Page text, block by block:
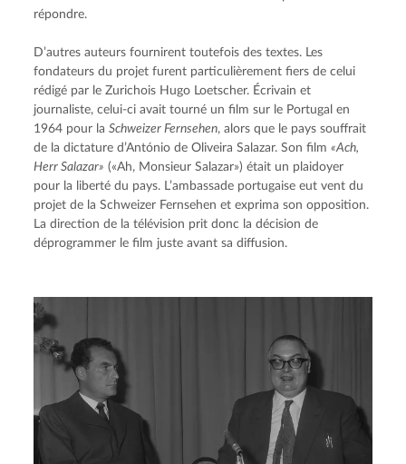
répondre.
D’autres auteurs fournirent toutefois des textes. Les
fondateurs du projet furent particulièrement fiers de celui
rédigé par le Zurichois Hugo Loetscher. Écrivain et
journaliste, celui-ci avait tourné un film sur le Portugal en
1964 pour la Schweizer Fernsehen, alors que le pays souffrait
de la dictature d’António de Oliveira Salazar. Son film «Ach,
Herr Salazar» («Ah, Monsieur Salazar») était un plaidoyer
pour la liberté du pays. L’ambassade portugaise eut vent du
projet de la Schweizer Fernsehen et exprima son opposition.
La direction de la télévision prit donc la décision de
déprogrammer le film juste avant sa diffusion.